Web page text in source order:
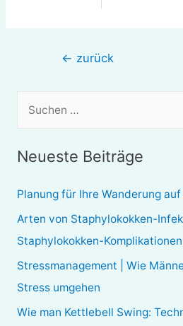
← zurück
e
n
n
Neueste Beiträge
Planung für Ihre Wanderung
Arten von Staphylokokken-
Staphylokokken-Komplikationen
Stressmanagement | Wie
Stress umgehen
Wie man Kettlebell Swing: